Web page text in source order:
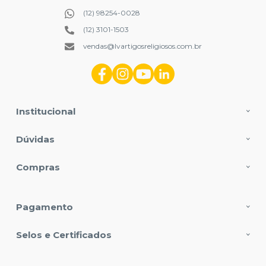
Institucional
Dúvidas
Compras
(12) 98254-0028
(12) 3101-1503
vendas@lvartigosreligiosos.com.br
Pagamento
Selos e Certificados